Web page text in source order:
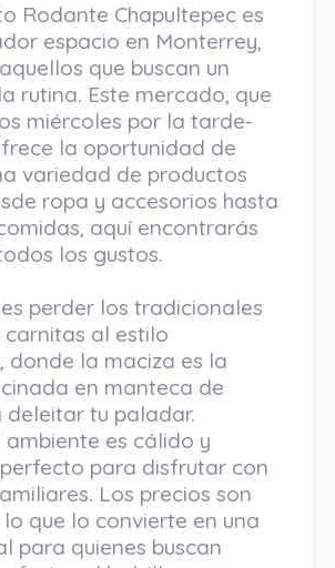
Rodante Chapultepec es
espacio en Monterrey,
que buscan un
rutina. Este mercado, que
miércoles por la tarde-
la oportunidad de
variedad de productos
ropa y accesorios hasta
aquí encontrarás
los gustos.
perder los tradicionales
carnitas al estilo
donde la maciza es la
en manteca de
deleitar tu paladar.
ambiente es cálido y
para disfrutar con
Los precios son
lo que lo convierte en una
para quienes buscan